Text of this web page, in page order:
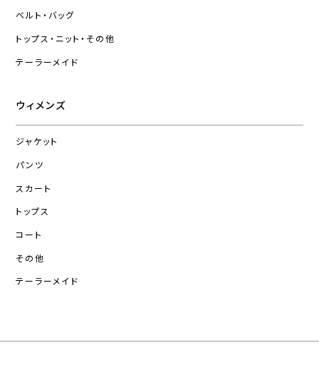
ベルト・バッグ
トップス・ニット・その他
テーラーメイド
ウィメンズ
ジャケット
パンツ
スカート
トップス
コート
その他
テーラーメイド